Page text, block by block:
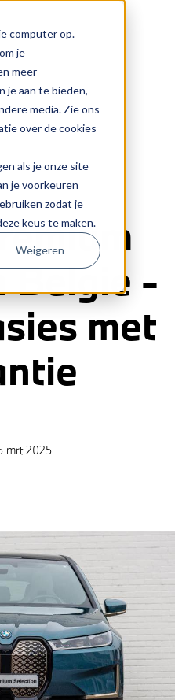
computer op.
je
meer
je aan te bieden,
media. Zie ons
over de cookies
als je onze site
je voorkeuren
zodat je
keus te maken.
Weigeren
Belgie -
met
mrt 2025